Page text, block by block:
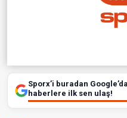
Sporx’i buradan
haberlere ilk sen ulaş!